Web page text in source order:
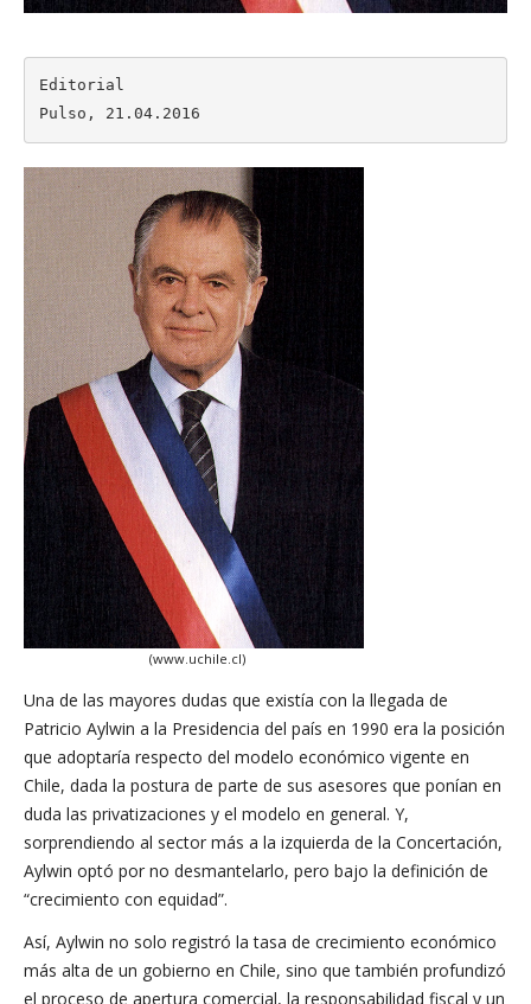
Editorial
Pulso, 21.04.2016
(www.uchile.cl)
Una de las mayores dudas que existía con la llegada de
Patricio Aylwin a la Presidencia del país en 1990 era la posición
que adoptaría respecto del modelo económico vigente en
Chile, dada la postura de parte de sus asesores que ponían en
duda las privatizaciones y el modelo en general. Y,
sorprendiendo al sector más a la izquierda de la Concertación,
Aylwin optó por no desmantelarlo, pero bajo la definición de
“crecimiento con equidad”.
Así, Aylwin no solo registró la tasa de crecimiento económico
más alta de un gobierno en Chile, sino que también profundizó
el proceso de apertura comercial, la responsabilidad fiscal y un